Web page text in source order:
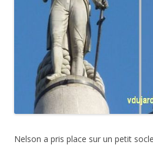
Nelson a pris place sur un petit